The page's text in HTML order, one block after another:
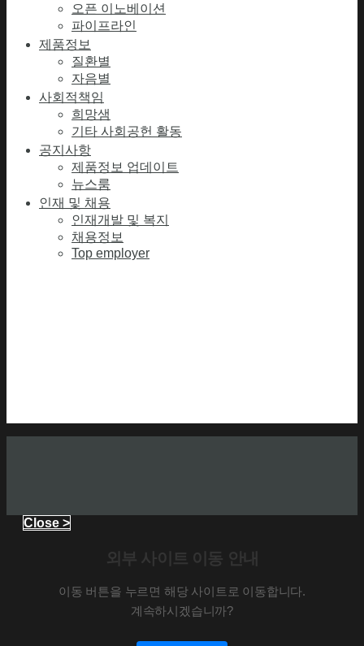
오픈 이노베이션
파이프라인
제품정보
질환별
자음별
사회적책임
희망샘
기타 사회공헌 활동
공지사항
제품정보 업데이트
뉴스룸
인재 및 채용
인재개발 및 복지
채용정보
Top employer
Close >
외부 사이트 이동 안내
이동 버튼을 누르면 해당 사이트로 이동합니다.
계속하시겠습니까?